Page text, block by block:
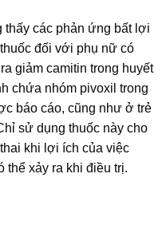
thấy các phản ứng bất lợi
đối với phụ nữ có
giảm camitin trong huyết
chứa nhóm pivoxil trong
báo cáo, cũng như ở trẻ
sử dụng thuốc này cho
khi lợi ích của việc
thể xảy ra khi điều trị.